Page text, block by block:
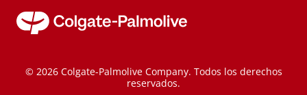
© 2026 Colgate-Palmolive Company. Todos los derechos
reservados.